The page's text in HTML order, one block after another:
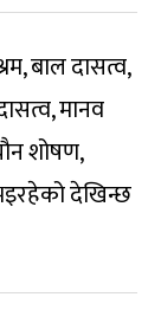
बाल दासत्व,
मानव
शोषण,
देखिन्छ